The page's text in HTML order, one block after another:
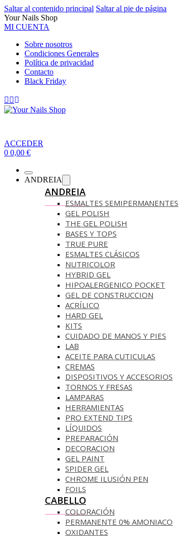
Saltar al contenido principal Saltar al pie de página
Your Nails Shop
MI CUENTA
Sobre nosotros
Condiciones Generales
Política de privacidad
Contacto
Black Friday
ACCEDER
0 0,00 €
ANDREIA
ANDREIA
ESMALTES SEMIPERMANENTES
GEL POLISH
THE GEL POLISH
BASES Y‎ TOPS
TRUE PURE
ESMALTES CLÁSICOS
NUTRICOLOR
HYBRID GEL
HIPOALERGENICO POCKET
GEL DE CONSTRUCCION
ACRÍLICO
HARD GEL
KITS
CUIDADO DE MANOS Y PIES
LAB
ACEITE PARA CUTICULAS
CREMAS
DISPOSITIVOS Y ACCESORIOS
TORNOS Y FRESAS
LAMPARAS
HERRAMIENTAS
PRO EXTEND TIPS
LÍQUIDOS
PREPARACIÓN
DECORACION
GEL PAINT
SPIDER GEL
CHROME ILUSIÓN PEN
FOILS
CABELLO
COLORACIÓN
PERMANENTE 0% AMONIACO
OXIDANTES